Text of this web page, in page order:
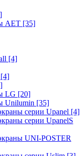
AET [35]
[4]
[4]
LG [20]
Unilumin [35]
серии Upanel [4]
серии UpanelS
UNI-POSTER